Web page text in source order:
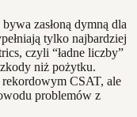
zasłoną dymną dla
tylko najbardziej
czyli “ładne liczby”
niż pożytku.
CSAT, ale
problemów z